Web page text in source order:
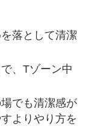
落として清潔
、Tゾーン中
でも清潔感が
よりやり方を